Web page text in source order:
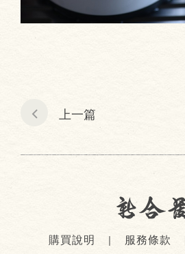
上一篇
購買說明 服務條款